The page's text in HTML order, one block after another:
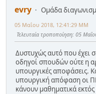
evry
Ομάδα
05 Μαΐου 2018, 12:41:29 ΜΜ
Τελευταία τροποποίηση: 05
Δυστυχώς αυτό που έχει
οδηγοί σπουδών ούτε η
υπουργικές αποφάσεις.
υπουργική απόφαση οι
κάνουν μαθηματικά